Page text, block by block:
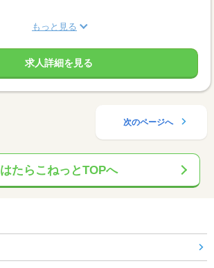
もっと見る
求人詳細を見る
次のページへ
はたらこねっとTOPへ